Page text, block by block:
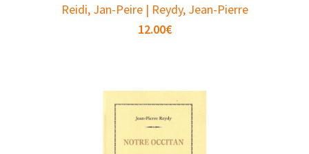
Reidi, Jan-Peire | Reydy, Jean-Pierre
12.00€